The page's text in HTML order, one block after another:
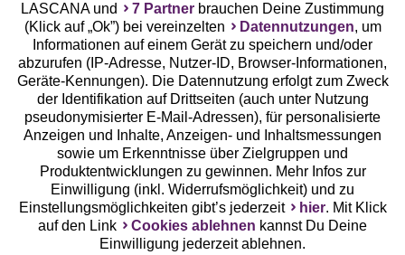
Geprüfte Sicherheit
Unsere Apps
LASCANA und 7 Partner brauchen Deine Zustimmung
(Klick auf „Ok”) bei vereinzelten
Datennutzungen, um
Informationen auf einem Gerät zu speichern und/oder
abzurufen (IP-Adresse, Nutzer-ID, Browser-Informationen,
Geräte-Kennungen). Die Datennutzung erfolgt zum Zweck
der Identifikation auf Drittseiten (auch unter Nutzung
pseudonymisierter E-Mail-Adressen), für personalisierte
Anzeigen und Inhalte, Anzeigen- und Inhaltsmessungen
sowie um Erkenntnisse über Zielgruppen und
Produktentwicklungen zu gewinnen. Mehr Infos zur
Einwilligung (inkl. Widerrufsmöglichkeit) und zu
Einstellungsmöglichkeiten gibt’s jederzeit
hier. Mit Klick
auf den Link
Cookies ablehnen kannst Du Deine
Einwilligung jederzeit ablehnen.